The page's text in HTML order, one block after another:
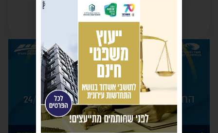
פרסומת